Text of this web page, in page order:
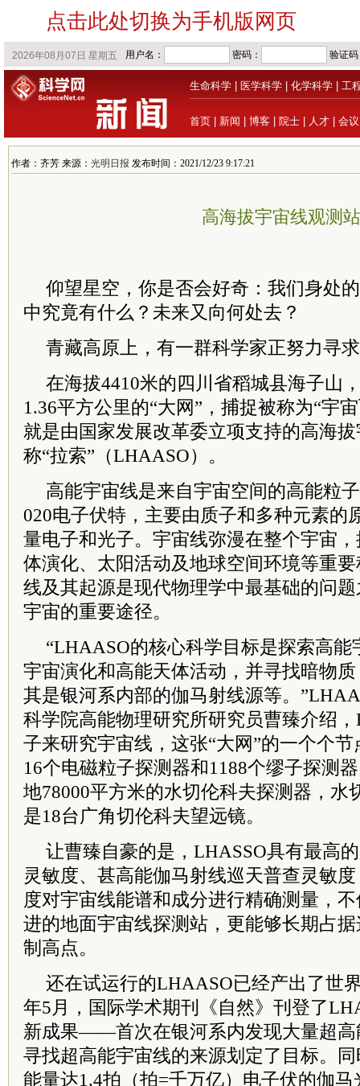
点击此处切换为手机版网页
生命科学 医学科学 化学科学 工
首页 新闻 博客 院士 人才 会议
作者：齐芳 来源： 光明日报 发布时间：2021/12/23 9:17:21
高海拔宇宙线观测站
仰望星空，你是否会好奇：我们身处
中究竟有什么？未来又向何处去？
青藏高原上，有一群科学家正努力寻
在海拔4410米的四川省稻城县海子山
1.36平方公里的“大网”，捕捉被称为“宇
就是由国家发展改革委立项支持的高海
称“拉索”（LHAASO）。
高能宇宙线是来自宇宙空间的高能粒
020电子伏特，主要由质子和多种元素的
量电子和光子。宇宙线弥漫在整个宇宙
体演化、太阳活动及地球空间环境等重
线及其起源是现代物理学中最基础的问
宇宙的重要途径。
“LHAASO的核心科学目标是探索高
宇宙演化和高能天体活动，并寻找暗物
其是银河系内部的伽马射线源等。
科学院高能物理研究所研究员曹臻介绍
子来研究宇宙线，这张“大网”的一个个
16个电磁粒子探测器和1188个缪子探测
地78000平方米的水切伦科夫探测器，水
是18台广角切伦科夫望远镜。
让曹臻自豪的是，LHASSO具有最高
灵敏度、甚高能伽马射线巡天普查灵敏
度对宇宙线能谱和成分进行精确测量，
进的地面宇宙线探测站，更能够长期占
制高点。
还在试运行的LHAASO已经产出了世
年5月，国际学术期刊《自然》刊登了
新成果——首次在银河系内发现大量超高
寻找超高能宇宙线的来源划定了目标。
能量达1.4拍（拍=千万亿）电子伏的伽